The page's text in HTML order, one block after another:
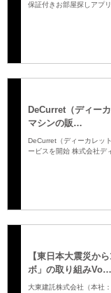
保証付きお部屋探しアプ
DeCurret（ディー
マシンの販…
DeCurret（ディーカレッ
ービスを開始 株式会社デ
【東日本大震災か
ボ」の取り組みVo…
大東建託株式会社（本社